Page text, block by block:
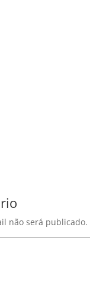
não será publicado.